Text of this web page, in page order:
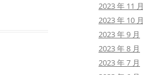
2023 年 11 月
2023 年 10 月
2023 年 9 月
2023 年 8 月
2023 年 7 月